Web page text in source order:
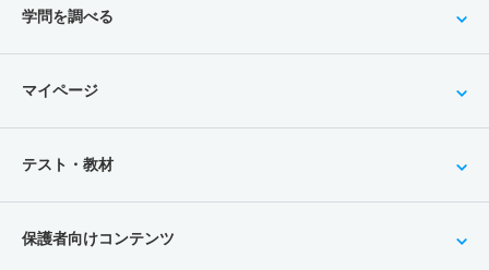
学問を調べる
マイページ
テスト・教材
保護者向けコンテンツ